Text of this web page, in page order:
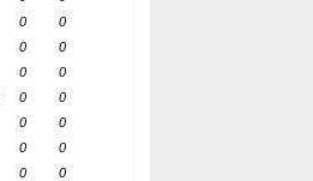
0
0
0
0
0
0
0
0
0
0
0
0
0
0